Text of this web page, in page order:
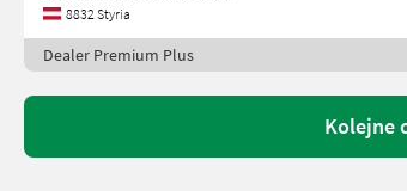
8832 Styria
Dealer Premium Plus
Kolejne